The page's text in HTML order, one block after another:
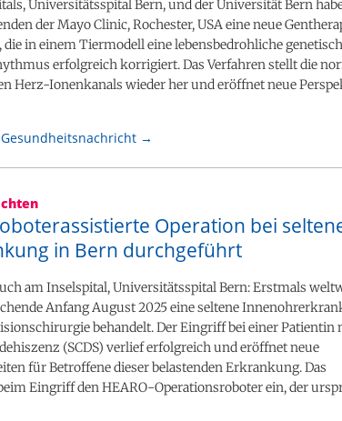
Universitätsspital Bern, und der Universität Bern
der Mayo Clinic, Rochester, USA eine neue
in einem Tiermodell eine lebensbedrohliche
erfolgreich korrigiert. Das Verfahren stellt die
Herz-Ionenkanals wieder her und eröffnet neue
→
Operation bei
in Bern durchgeführt
am Inselspital, Universitätsspital Bern: Erstmals
Anfang August 2025 eine seltene
behandelt. Der Eingriff bei einer Patientin
(SCDS) verlief erfolgreich und eröffnet neue
für Betroffene dieser belastenden Erkrankung. Das
Eingriff den HEARO-Operationsroboter ein, der